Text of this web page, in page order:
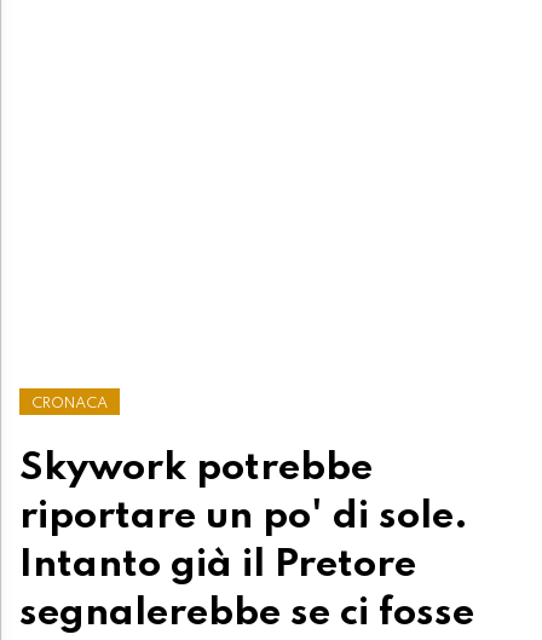
CRONACA
Skywork potrebbe
riportare un po' di sole.
Intanto già il Pretore
segnalerebbe se ci fosse